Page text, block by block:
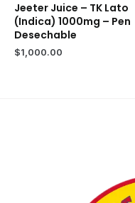
Jeeter Juice – TK Lato
(Indica) 1000mg – Pen
Desechable
$1,000.00